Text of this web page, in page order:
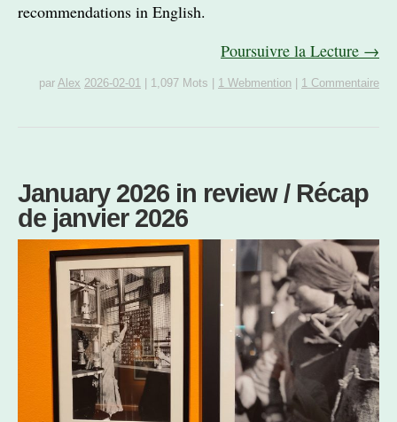
recommendations in English.
Poursuivre la Lecture →
par Alex 2026-02-01 1,097 Mots 1 Webmention 1 Commentaire
January 2026 in review / Récap
de janvier 2026